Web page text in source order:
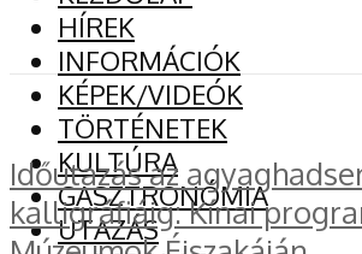
HÍREK
INFORMÁCIÓK
KÉPEK/VIDEÓK
TÖRTÉNETEK
KULTÚRA
GASZTRONÓMIA
UTAZÁS
Időutazás az
kalligráfiáig: Kínai